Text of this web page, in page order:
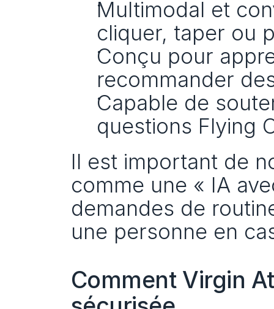
Multimodal et
cliquer, taper ou
Conçu pour
recommander
Capable de
questions Flying
Il est important de
comme une « IA
demandes de
une personne en
Comment Virgin